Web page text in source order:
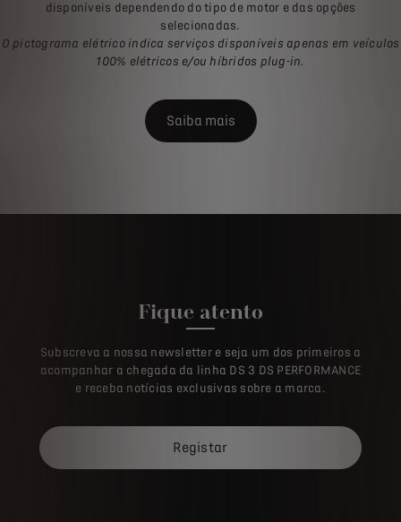
disponíveis dependendo do tipo de motor e das opções
selecionadas.
O pictograma elétrico indica serviços disponíveis apenas em veículos
100% elétricos e/ou híbridos plug-in.
Saiba mais
Fique atento
Subscreva a nossa newsletter e seja um dos primeiros a
acompanhar a chegada da linha DS 3 DS PERFORMANCE
e receba notícias exclusivas sobre a marca.
Registar